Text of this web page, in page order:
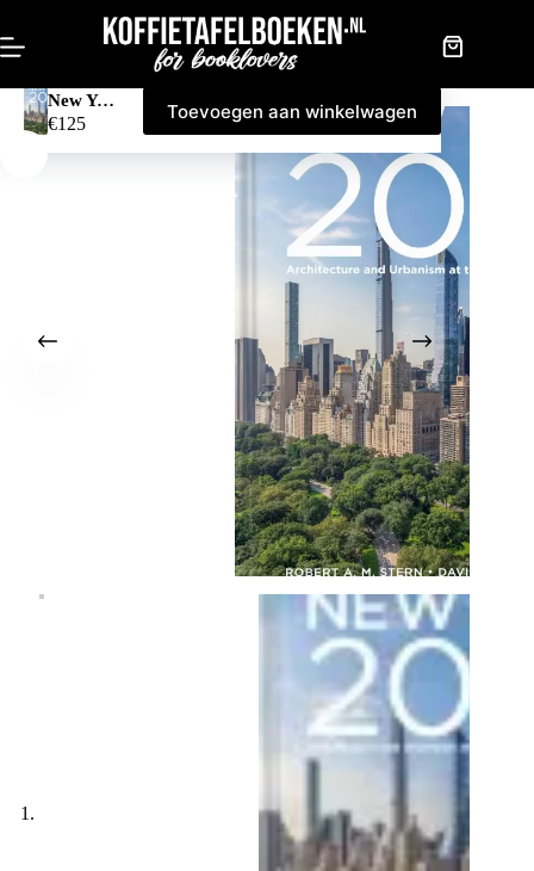
artikel
New York 2020
€125
Toevoegen aan winkelwagen